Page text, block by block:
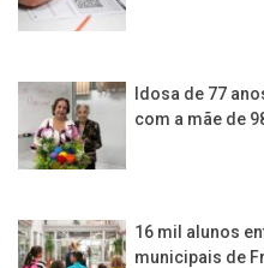
Idosa de 77
com a mãe de
16 mil alunos
municipais de